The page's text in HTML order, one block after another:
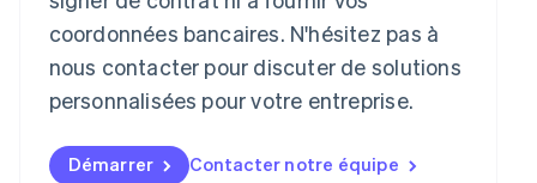
coordonnées bancaires. N'hésitez pas à
nous contacter pour discuter de solutions
personnalisées pour votre entreprise.
Démarrer Contacter notre équipe
Lituanie
Luxembourg
FrançaisDeutsch English
English简体中文
Malte